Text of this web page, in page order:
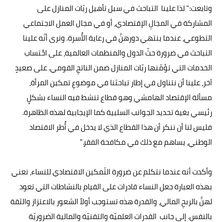
وتابعت:" لذا علينا التباحث في سبل تأهيل ربّات المنازل على
المشاركة في المجالِ الإقتصادي، أو في مجال العمل الاجتماعي
التطوعي، عندما ينتهي دورهنَّ في رعاية الأُسرة. ونرى أنّه علينا
التباحث في ضرورة حثّ الدول والمنظمات العالمية، على احْتساب
الخدمات التي تؤمّنها ربّات المنازل ضمن الناتجِ القومي. على صعيدٍ
آخر، علينا أن نتناول في إطار تباحثنا في موضوعِ تمكين المرأة،
مسألة الإقتصاد الهامشي وهو قطاع تنشط فيه النساء بشكلٍ
رئيسي بغية تحديد الجوانب السلبية كما الإيجابية لهذه الظاهرة.
فليس لنا أن ننكر أن هذا القطاع الذي لا يدخل في أُطر الاقتصاد
الوطني، يساهم مع ذلك في مكافحة الفقر."
وأكدت أنه عندما نتكلم عن ضرورة التّمكين الاقتصادي للنساء، نعني
بهذه العبارة جعل النساء قادرات على القيام بالنشاطات التي تعود
لهنَّ بالربحِ المالي، والقدرة هذه تستوجب أولاً الشعور بالاعتزاز والثقة
بالنفس. إلى جانب القدرات العلميّة والتقنيّة والمالية الضروريّة